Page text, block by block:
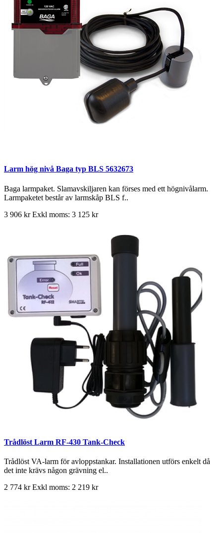
Larm hög nivå Baga typ BLS 5632673
Baga larmpaket. Slamavskiljaren kan förses med ett högnivålarm.
Larmpaketet består av larmskåp BLS f..
3 906 krExkl moms: 3 125 kr
Trådlöst Larm RF-430 Tank-Check
Trådlöst VA-larm för avloppstankar. Installationen utförs enkelt då
det inte krävs någon grävning el..
2 774 krExkl moms: 2 219 kr